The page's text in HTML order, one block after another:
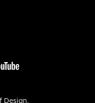
Design.